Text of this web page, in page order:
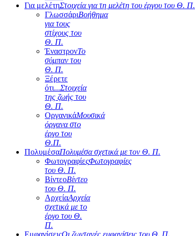
Για μελέτηΣτοιχεία για τη μελέτη του έργου του Θ. Π.
ΓλωσσάριΒοήθημα
για τους
στίχους του
Θ. Π.
ΈναστρονΤο
σύμπαν του
Θ. Π.
Ξέρετε
ότι...Στοιχεία
της ζωής του
Θ. Π.
ΟργανικάΜουσικά
όργανα στο
έργο του
Θ.Π.
ΠολυμέσαΠολυμέσα σχετικά με τον Θ. Π.
ΦωτογραφίεςΦωτογραφίες
του Θ. Π.
ΒίντεοΒίντεο
του Θ. Π.
ΑρχείαΑρχεία
σχετικά με το
έργο του Θ.
Π.